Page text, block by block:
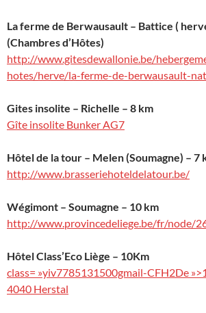
La ferme de Berwausault – Battice (
(Chambres d’Hôtes)
http://www.gitesdewallonie.be/
hotes/herve/la-ferme-de-berwausault-
Gites insolite – Richelle – 8 km
Gîte insolite Bunker AG7
Hôtel de la tour – Melen (Soumagne) – 7
http://www.brasseriehoteldelatour.be/
Wégimont – Soumagne – 10 km
http://www.provincedeliege.be/fr/node/
Hôtel Class’Eco Liège – 10Km
class= »yiv7785131500gmail-CFH2De
4040 Herstal